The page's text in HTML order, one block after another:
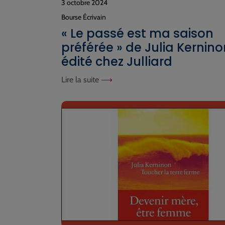
3 octobre 2024
Bourse Écrivain
« Le passé est ma saison
préférée » de Julia
édité chez Julliard
Lire la suite